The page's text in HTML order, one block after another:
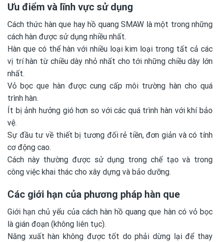
Ưu điểm và lĩnh vực sử dụng
Cách thức hàn que hay hồ quang SMAW là một trong những
cách hàn được sử dụng nhiều nhất.
Hàn que có thể hàn với nhiều loại kim loại trong tất cả các
vị trí hàn từ chiều dày nhỏ nhất cho tới những chiều dày lớn
nhất.
Vỏ bọc que hàn được cung cấp môi trường hàn cho quá
trình hàn.
Ít bị ảnh hưởng gió hơn so với các quá trình hàn với khí bảo
vệ.
Sự đầu tư về thiết bị tương đối rẻ tiền, đơn giản và có tính
cơ động cao.
Cách này thường được sử dụng trong chế tạo và trong
công việc khai thác cho xây dựng và bảo dưỡng.
Các giới hạn của phương pháp hàn que
Giới hạn chủ yếu của cách hàn hồ quang que hàn có vỏ bọc
là gián đoạn (không liên tục).
Năng xuất hàn không được tốt do phải dừng lại để thay